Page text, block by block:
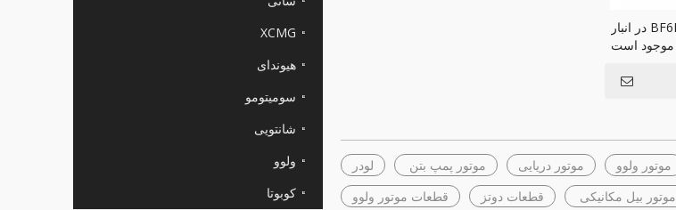
XCMG
هیوندای
سومیتومو
شانتویی
ولوو
کوبوتا
موتور دیزلی جدید BF6M 1013 Deutz در انبار
موجود است
لودر موتور پمپ بتن موتور دریایی موتور ولوو
قطعات موتور ولوو
قطعات دوتز موتور بیل مکانیکی